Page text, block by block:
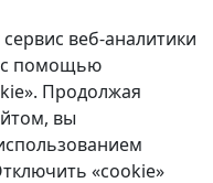
веб-аналитики
с помощью
Продолжая
вы
«cookie»